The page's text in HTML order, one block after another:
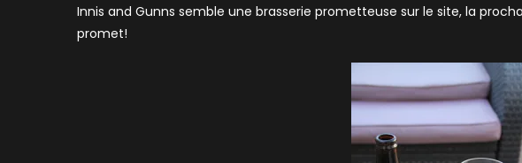
Innis and Gunns semble une brasserie prometteuse sur le site, la
promet!